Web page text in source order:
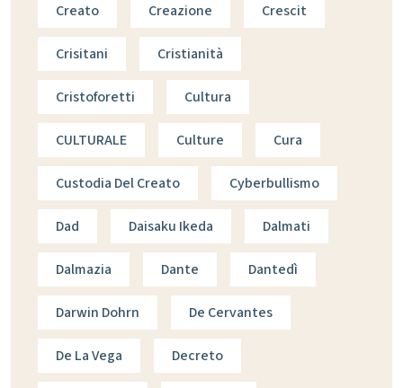
Creato Creazione Crescit
Crisitani Cristianità
Cristoforetti Cultura
CULTURALE Culture Cura
Custodia Del Creato Cyberbullismo
Dad Daisaku Ikeda Dalmati
Dalmazia Dante Dantedì
Darwin Dohrn De Cervantes
De La Vega Decreto